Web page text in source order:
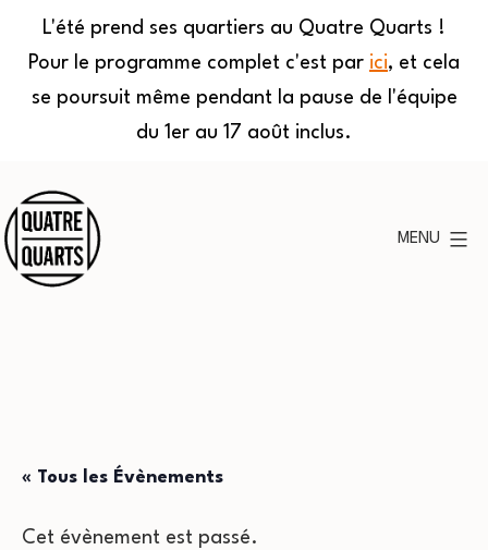
L'été prend ses quartiers au Quatre Quarts !
Pour le programme complet c'est par ici, et cela
se poursuit même pendant la pause de l'équipe
du 1er au 17 août inclus.
au
contenu
MENU
« Tous les Évènements
Cet évènement est passé.